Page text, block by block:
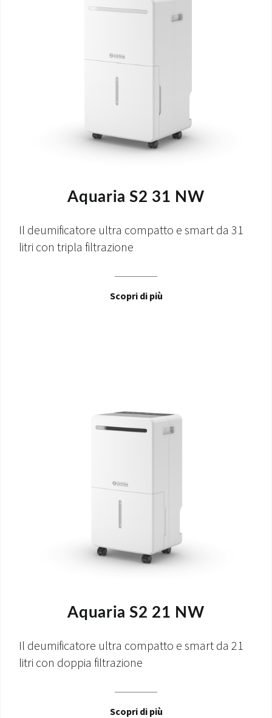
Aquaria S2 31 NW
Il deumificatore ultra compatto e smart da 31
litri con tripla filtrazione
Scopri di più
Aquaria S2 21 NW
Il deumificatore ultra compatto e smart da 21
litri con doppia filtrazione
Scopri di più